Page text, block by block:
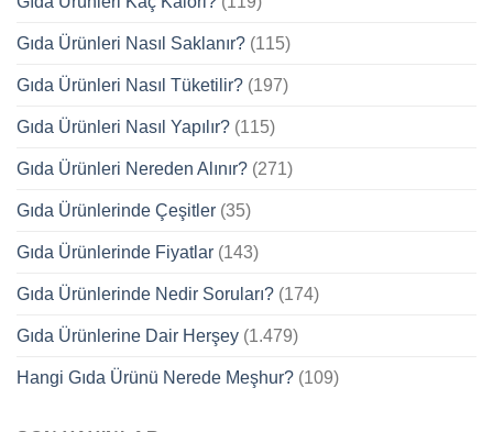
Gıda Ürünleri Nasıl Saklanır? (115)
Gıda Ürünleri Nasıl Tüketilir? (197)
Gıda Ürünleri Nasıl Yapılır? (115)
Gıda Ürünleri Nereden Alınır? (271)
Gıda Ürünlerinde Çeşitler (35)
Gıda Ürünlerinde Fiyatlar (143)
Gıda Ürünlerinde Nedir Soruları? (174)
Gıda Ürünlerine Dair Herşey (1.479)
Hangi Gıda Ürünü Nerede Meşhur? (109)